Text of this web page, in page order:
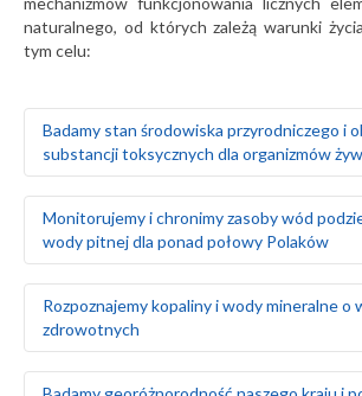
naturalnego, od których zależą warunki
tym celu:
Badamy stan środowiska przyrodniczego i
substancji toksycznych dla organizmów
skażenie w wyniku działalności
Prowadzimy badania geochemiczne wód
powierzchniowych, gleb i gruntów oraz
wodnych rzek i jezior
Monitorujemy środowisko gruntowo-
obiektów stwarzających zagrożenie dla
naturalnego, takich jak: zakłady
paliw, lotniska, bazy transportowe,
Monitorujemy i chronimy zasoby wód
wody pitnej dla ponad połowy Polaków
podziemnych na obszarze całego kraju
Szacujemy stopień wykorzystania
podziemnych – określamy rezerwy i
deficytowe
Rozpoznajemy kopaliny i wody mineralne o
zdrowotnych